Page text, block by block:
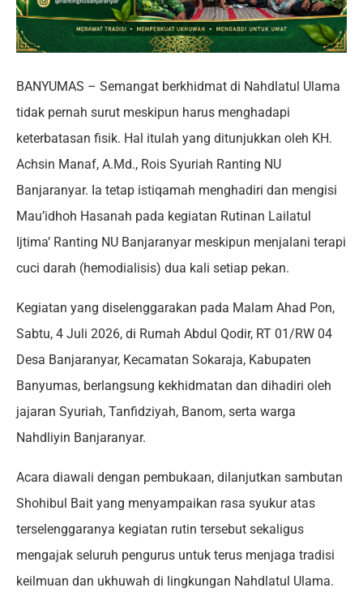
BANYUMAS – Semangat berkhidmat di Nahdlatul Ulama
tidak pernah surut meskipun harus menghadapi
keterbatasan fisik. Hal itulah yang ditunjukkan oleh KH.
Achsin Manaf, A.Md., Rois Syuriah Ranting NU
Banjaranyar. Ia tetap istiqamah menghadiri dan mengisi
Mau’idhoh Hasanah pada kegiatan Rutinan Lailatul
Ijtima’ Ranting NU Banjaranyar meskipun menjalani terapi
cuci darah (hemodialisis) dua kali setiap pekan.
Kegiatan yang diselenggarakan pada Malam Ahad Pon,
Sabtu, 4 Juli 2026, di Rumah Abdul Qodir, RT 01/RW 04
Desa Banjaranyar, Kecamatan Sokaraja, Kabupaten
Banyumas, berlangsung kekhidmatan dan dihadiri oleh
jajaran Syuriah, Tanfidziyah, Banom, serta warga
Nahdliyin Banjaranyar.
Acara diawali dengan pembukaan, dilanjutkan sambutan
Shohibul Bait yang menyampaikan rasa syukur atas
terselenggaranya kegiatan rutin tersebut sekaligus
mengajak seluruh pengurus untuk terus menjaga tradisi
keilmuan dan ukhuwah di lingkungan Nahdlatul Ulama.